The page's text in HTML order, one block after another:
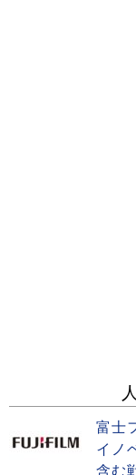
富士
イノ
含む